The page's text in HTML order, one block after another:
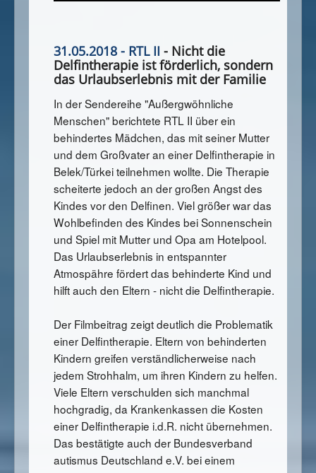
31.05.2018 - RTL II - Nicht die
Delfintherapie ist förderlich, sondern
das Urlaubserlebnis mit der Familie
In der Sendereihe "Außergwöhnliche
Menschen" berichtete RTL II über ein
behindertes Mädchen, das mit seiner Mutter
und dem Großvater an einer Delfintherapie in
Belek/Türkei teilnehmen wollte. Die Therapie
scheiterte jedoch an der großen Angst des
Kindes vor den Delfinen. Viel größer war das
Wohlbefinden des Kindes bei Sonnenschein
und Spiel mit Mutter und Opa am Hotelpool.
Das Urlaubserlebnis in entspannter
Atmospähre fördert das behinderte Kind und
hilft auch den Eltern - nicht die Delfintherapie.
Der Filmbeitrag zeigt deutlich die Problematik
einer Delfintherapie. Eltern von behinderten
Kindern greifen verständlicherweise nach
jedem Strohhalm, um ihren Kindern zu helfen.
Viele Eltern verschulden sich manchmal
hochgradig, da Krankenkassen die Kosten
einer Delfintherapie i.d.R. nicht übernehmen.
Das bestätigte auch der Bundesverband
autismus Deutschland e.V. bei einem